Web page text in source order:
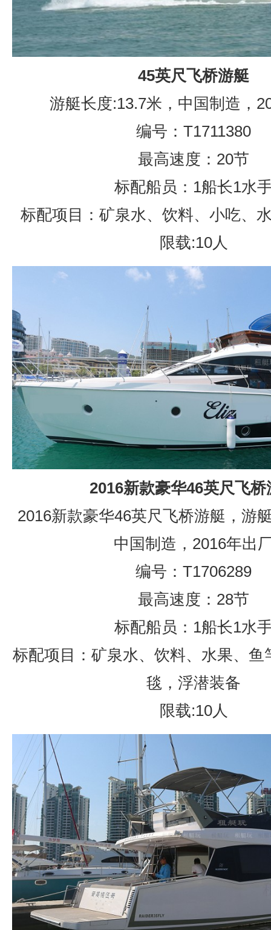
45英尺飞桥游艇
游艇长度:13.7米，中国制造，
编号：T1711380
最高速度：20节
标配船员：1船长1水
标配项目：矿泉水、饮料、小吃、
限载:10人
2016新款豪华46英尺飞桥
2016新款豪华46英尺飞桥游艇，游
中国制造，2016年出
编号：T1706289
最高速度：28节
标配船员：1船长1水
标配项目：矿泉水、饮料、水果、鱼
毯，浮潜装备
限载:10人